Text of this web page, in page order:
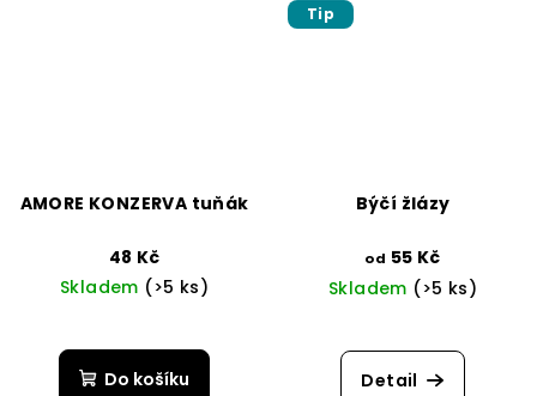
AMORE KONZERVA tuňák
48 Kč
Skladem (>5 ks)
Do košíku
Tip
Býčí žlázy
od 55 Kč
Skladem (>5 ks)
hodnocení
produktu
Detail